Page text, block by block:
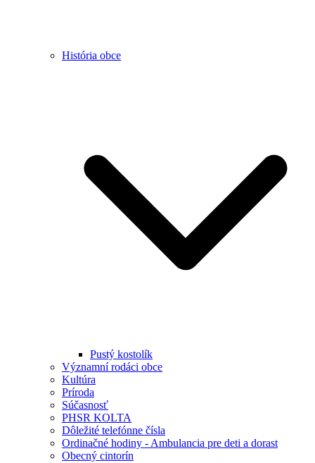
História obce
Pustý kostolík
Významní rodáci obce
Kultúra
Príroda
Súčasnosť
PHSR KOLTA
Dôležité telefónne čísla
Ordinačné hodiny - Ambulancia pre deti a dorast
Obecný cintorín